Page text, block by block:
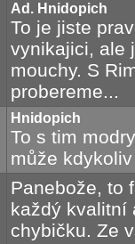
Ad. Hnidopich
To je jiste
vynikajici, ale
mouchy. S
probereme...
Hnidopich
To s tim
může
Panebože, to
každý kvalitní
chybičku. Ze